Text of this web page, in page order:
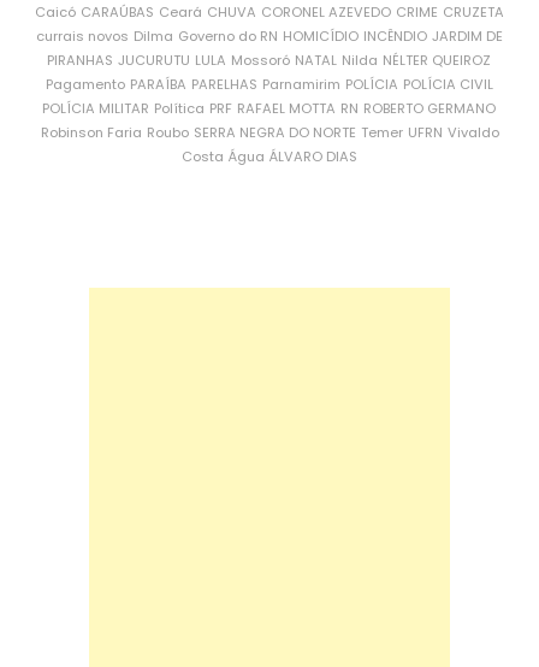
Caicó CARAÚBAS Ceará CHUVA CORONEL AZEVEDO CRIME CRUZETA
currais novos Dilma Governo do RN HOMICÍDIO INCÊNDIO JARDIM DE
PIRANHAS JUCURUTU LULA Mossoró NATAL Nilda NÉLTER QUEIROZ
Pagamento PARAÍBA PARELHAS Parnamirim POLÍCIA POLÍCIA CIVIL
POLÍCIA MILITAR Política PRF RAFAEL MOTTA RN ROBERTO GERMANO
Robinson Faria Roubo SERRA NEGRA DO NORTE Temer UFRN Vivaldo
Costa Água ÁLVARO DIAS